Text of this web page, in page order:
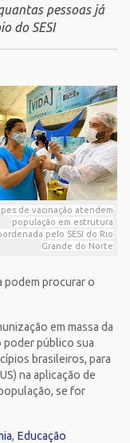
pessoas já
do SESI
de vacinação atendem
população em estrutura
pelo SESI do Rio
Grande do Norte
podem procurar o
em massa da
poder público sua
brasileiros, para
na aplicação de
se for
, Educação